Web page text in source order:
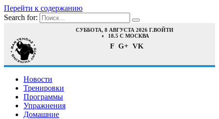
Перейти к содержанию
Search for:
СУББОТА, 8 АВГУСТА 2026 Г.ВОЙТИ
18.5 C МОСКВА
F G+ VK
Новости
Тренировки
Программы
Упражнения
Домашние